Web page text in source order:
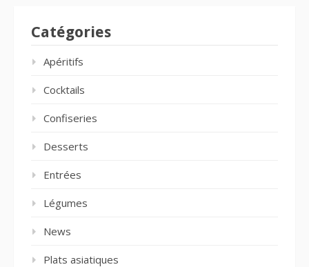
Catégories
Apéritifs
Cocktails
Confiseries
Desserts
Entrées
Légumes
News
Plats asiatiques